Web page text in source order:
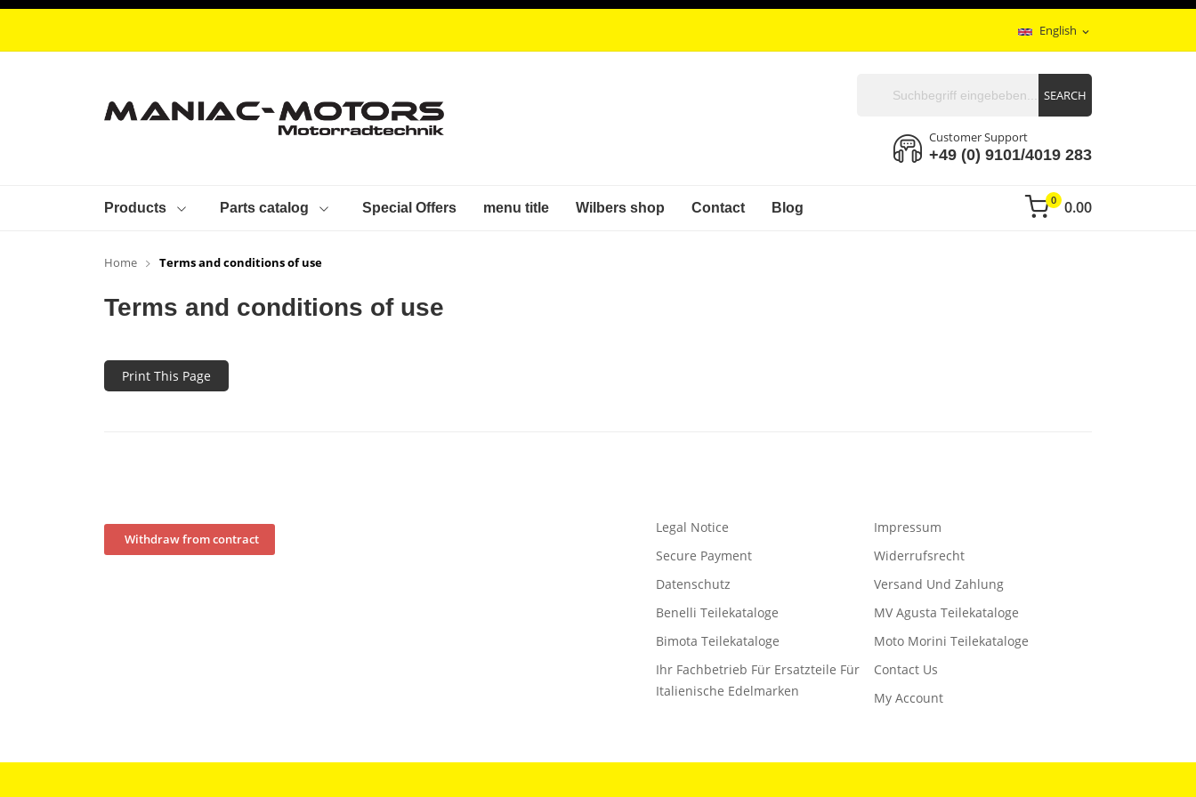
English expand_more
0.00
0
SEARCH
Customer Support
+49 (0) 9101/4019 283
Products Parts catalog Special Offers menu title Wilbers shop Contact Blog
Home Terms and conditions of use
Terms and conditions of use
Withdraw from contract
Legal Notice
Impressum
Secure Payment
Widerrufsrecht
Datenschutz
Versand Und Zahlung
Benelli Teilekataloge
MV Agusta Teilekataloge
Bimota Teilekataloge
Moto Morini Teilekataloge
Ihr Fachbetrieb Für Ersatzteile Für
Italienische Edelmarken
Contact Us
My Account